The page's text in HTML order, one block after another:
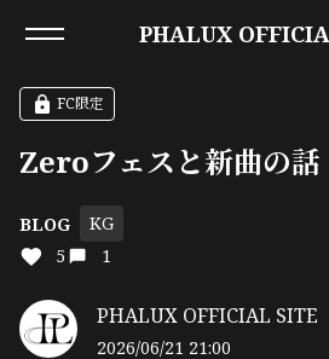
PHALUX
FC限定
Zeroフェスと新曲の話
BLOG
KG
5
1
PHALUX OFFICIAL SITE
2026/06/21 21:00